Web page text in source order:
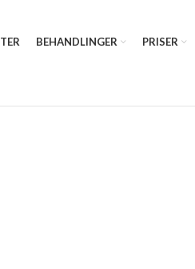
BEHANDLINGER PRISER